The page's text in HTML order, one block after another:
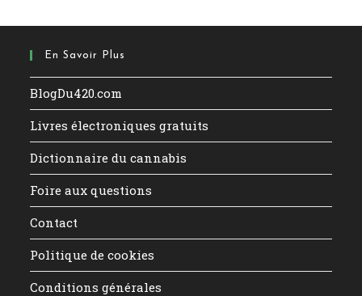
En Savoir Plus
BlogDu420.com
Livres électroniques gratuits
Dictionnaire du cannabis
Foire aux questions
Contact
Politique de cookies
Conditions générales